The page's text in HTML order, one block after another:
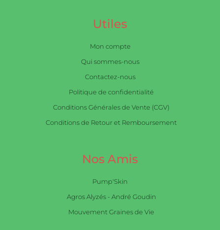
Utiles
Mon compte
Qui sommes-nous
Contactez-nous
Politique de confidentialité
Conditions Générales de Vente (CGV)
Conditions de Retour et Remboursement
Nos Amis
Pump'Skin
Agros Alyzés - André Goudin
Mouvement Graines de Vie